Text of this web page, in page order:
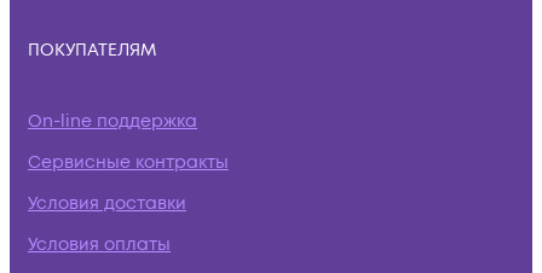
ПОКУПАТЕЛЯМ
On-line поддержка
Сервисные контракты
Условия доставки
Условия оплаты